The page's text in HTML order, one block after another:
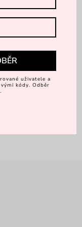
uživatele a
kódy. Odběr